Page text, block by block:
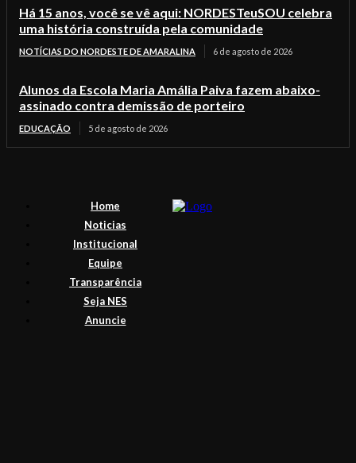
Há 15 anos, você se vê aqui: NORDESTeuSOU celebra
uma história construída pela comunidade
NOTÍCIAS DO NORDESTE DE AMARALINA 6 de agosto de 2026
Alunos da Escola Maria Amália Paiva fazem abaixo-
assinado contra demissão de porteiro
EDUCAÇÃO 5 de agosto de 2026
Home
Noticias
Institucional
Equipe
Transparência
Seja NES
Anuncie